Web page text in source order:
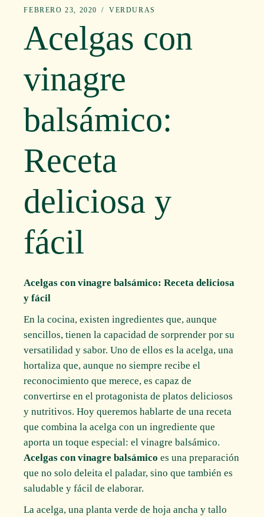
FEBRERO 23, 2020 VERDURAS
Acelgas con
vinagre
balsámico:
Receta
deliciosa y
fácil
Acelgas con vinagre balsámico: Receta deliciosa
y fácil
En la cocina, existen ingredientes que, aunque
sencillos, tienen la capacidad de sorprender por su
versatilidad y sabor. Uno de ellos es la acelga, una
hortaliza que, aunque no siempre recibe el
reconocimiento que merece, es capaz de
convertirse en el protagonista de platos deliciosos
y nutritivos. Hoy queremos hablarte de una receta
que combina la acelga con un ingrediente que
aporta un toque especial: el vinagre balsámico.
Acelgas con vinagre balsámico es una preparación
que no solo deleita el paladar, sino que también es
saludable y fácil de elaborar.
La acelga, una planta verde de hoja ancha y tallo